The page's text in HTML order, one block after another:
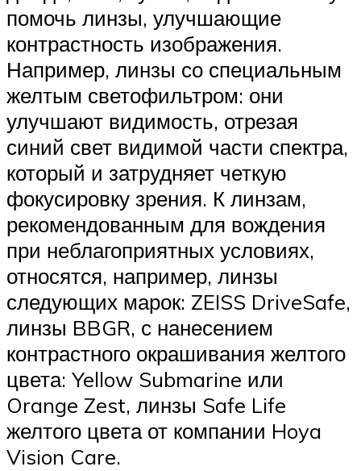
помочь линзы, улучшающие
контрастность изображения.
Например, линзы со специальным
желтым светофильтром: они
улучшают видимость, отрезая
синий свет видимой части спектра,
который и затрудняет четкую
фокусировку зрения. К линзам,
рекомендованным для вождения
при неблагоприятных условиях,
относятся, например, линзы
следующих марок: ZEISS DriveSafe,
линзы BBGR, с нанесением
контрастного окрашивания желтого
цвета: Yellow Submarine или
Orange Zest, линзы Safe Life
желтого цвета от компании Hoya
Vision Care.